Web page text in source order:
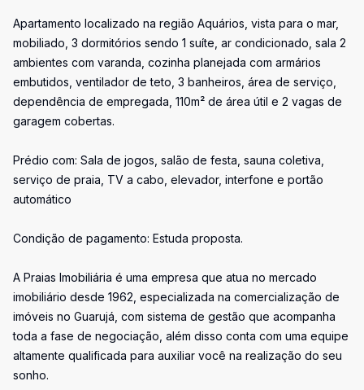
Apartamento localizado na região Aquários, vista para o mar,
mobiliado, 3 dormitórios sendo 1 suíte, ar condicionado, sala 2
ambientes com varanda, cozinha planejada com armários
embutidos, ventilador de teto, 3 banheiros, área de serviço,
dependência de empregada, 110m² de área útil e 2 vagas de
garagem cobertas.
Prédio com: Sala de jogos, salão de festa, sauna coletiva,
serviço de praia, TV a cabo, elevador, interfone e portão
automático
Condição de pagamento: Estuda proposta.
A Praias Imobiliária é uma empresa que atua no mercado
imobiliário desde 1962, especializada na comercialização de
imóveis no Guarujá, com sistema de gestão que acompanha
toda a fase de negociação, além disso conta com uma equipe
altamente qualificada para auxiliar você na realização do seu
sonho.